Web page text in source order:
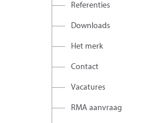
Referenties
Downloads
Het merk
Contact
Vacatures
RMA aanvraag